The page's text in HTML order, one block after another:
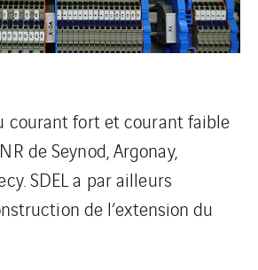
courant fort et courant faible
de Seynod, Argonay,
SDEL a par ailleurs
de l’extension du